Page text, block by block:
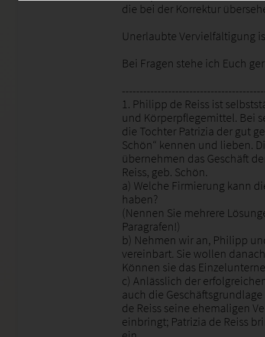
die bei der Korrektur
Unerlaubte Vervielfältigung
Bei Fragen stehe ich Euch
1. Philipp de Reiss ist
und Körperpflegemittel. Bei
die Tochter Patrizia der gut
Schön“ kennen und lieben.
übernehmen das Geschäft
Reiss, geb. Schön.
a) Welche Firmierung kann
haben?
(Nennen Sie mehrere
Paragrafen!)
b) Nehmen wir an, Philipp
vereinbart. Sie wollen
Können sie das
c) Anlässlich der
auch die
de Reiss seine ehemaligen
einbringt; Patrizia de Reiss